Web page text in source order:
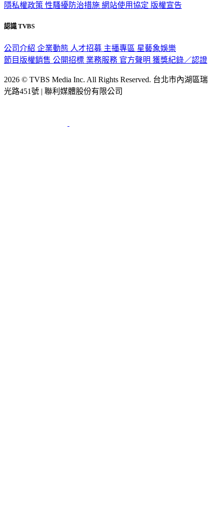
隱私權政策 性騷擾防治措施 網站使用協定 版權宣告
認識 TVBS
公司介紹 企業動態 人才招募 主播專區 星藝象娛樂
節目版權銷售 公開招標 業務服務 官方聲明 獲獎紀錄／認證
2026 © TVBS Media Inc. All Rights Reserved. 台北市內湖區瑞
光路451號 | 聯利媒體股份有限公司